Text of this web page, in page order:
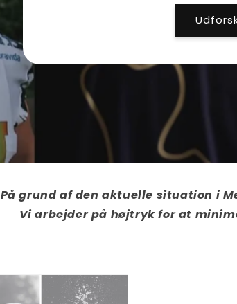
På grund af den aktuelle situation i
Vi arbejder på højtryk for at